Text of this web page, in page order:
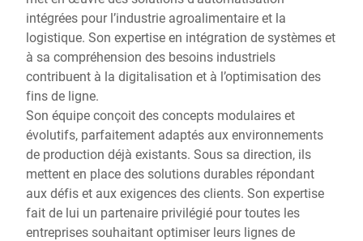
intégrées pour l’industrie agroalimentaire et la
logistique. Son expertise en intégration de systèmes et
à sa compréhension des besoins industriels
contribuent à la digitalisation et à l’optimisation des
fins de ligne.
Son équipe conçoit des concepts modulaires et
évolutifs, parfaitement adaptés aux environnements
de production déjà existants. Sous sa direction, ils
mettent en place des solutions durables répondant
aux défis et aux exigences des clients. Son expertise
fait de lui un partenaire privilégié pour toutes les
entreprises souhaitant optimiser leurs lignes de